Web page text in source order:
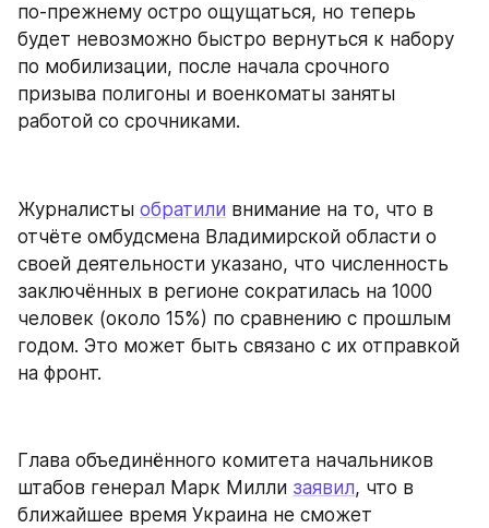
по-прежнему остро ощущаться, но теперь
будет невозможно быстро вернуться к набору
по мобилизации, после начала срочного
призыва полигоны и военкоматы заняты
работой со срочниками.
Журналисты обратили внимание на то, что в
отчёте омбудсмена Владимирской области о
своей деятельности указано, что численность
заключённых в регионе сократилась на 1000
человек (около 15%) по сравнению с прошлым
годом. Это может быть связано с их отправкой
на фронт.
Глава объединённого комитета начальников
штабов генерал Марк Милли заявил, что в
ближайшее время Украина не сможет